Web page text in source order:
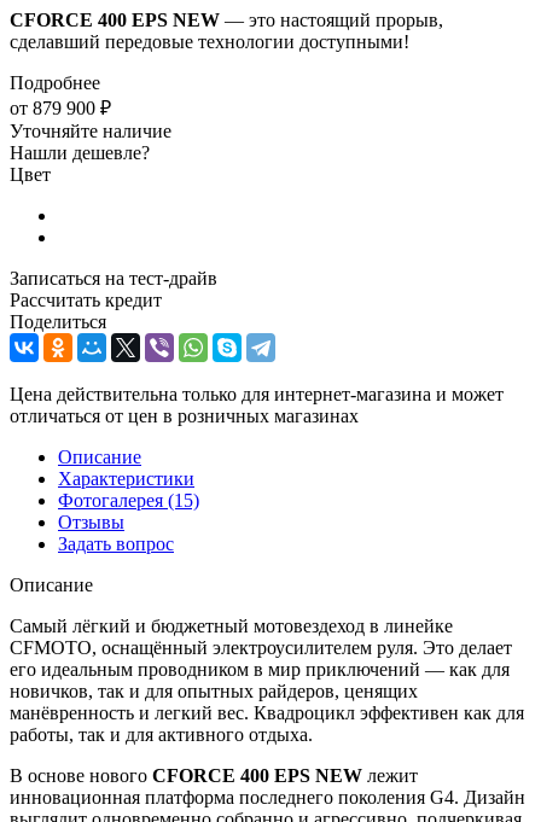
CFORCE 400 EPS NEW — это настоящий прорыв,
сделавший передовые технологии доступными!
Подробнее
от 879 900 ₽
Уточняйте наличие
Нашли дешевле?
Цвет
Записаться на тест-драйв
Рассчитать кредит
Поделиться
Цена действительна только для интернет-магазина и может
отличаться от цен в розничных магазинах
Описание
Характеристики
Фотогалерея (15)
Отзывы
Задать вопрос
Описание
Самый лёгкий и бюджетный мотовездеход в линейке
CFMOTO, оснащённый электроусилителем руля. Это делает
его идеальным проводником в мир приключений — как для
новичков, так и для опытных райдеров, ценящих
манёвренность и легкий вес. Квадроцикл эффективен как для
работы, так и для активного отдыха.
В основе нового CFORCE 400 EPS NEW лежит
инновационная платформа последнего поколения G4. Дизайн